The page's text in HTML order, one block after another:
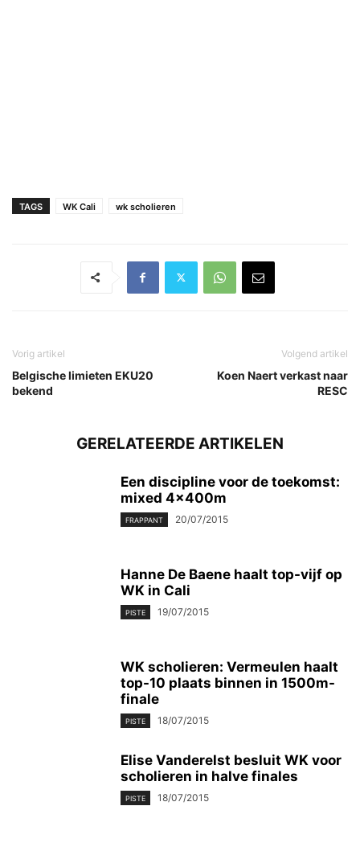
TAGS WK Cali wk scholieren
Vorig artikel
Belgische limieten EKU20
bekend
Volgend artikel
Koen Naert verkast naar
RESC
GERELATEERDE ARTIKELEN
Een discipline voor de toekomst:
mixed 4x400m
FRAPPANT 20/07/2015
Hanne De Baene haalt top-vijf op
WK in Cali
PISTE 19/07/2015
WK scholieren: Vermeulen haalt
top-10 plaats binnen in 1500m-
finale
PISTE 18/07/2015
Elise Vanderelst besluit WK voor
scholieren in halve finales
PISTE 18/07/2015